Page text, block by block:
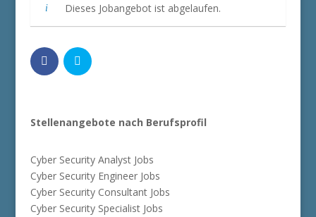
Dieses Jobangebot ist abgelaufen.
Stellenangebote nach Berufsprofil
Cyber Security Analyst Jobs
Cyber Security Engineer Jobs
Cyber Security Consultant Jobs
Cyber Security Specialist Jobs